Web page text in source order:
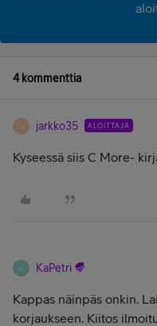
4 kommenttia
J jarkko35 ALOITTAJA
Kyseessä siis C More-
K KaPetri
Kappas näinpäs onkin.
korjaukseen. Kiitos